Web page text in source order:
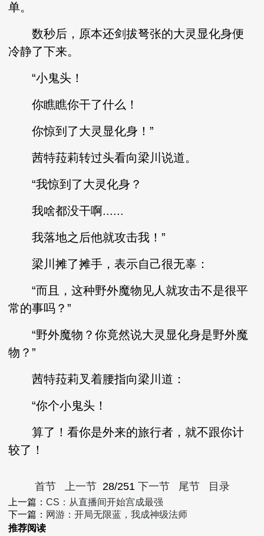
单。
数秒后，原本还剑拔弩张的大灵显化身便
冷静了下来。
“小鬼头！
你瞧瞧你干了什么！
你惊到了大灵显化身！”
茜特菈莉转过头看向梁川说道。
“我惊到了大灵化身？
我啥都没干啊......
我落地之后他就攻击我！”
梁川摊了摊手，表示自己很无辜：
“而且，这种野外魔物见人就攻击不是很平
常的事吗？”
“野外魔物？你竟然说大灵显化身是野外魔
物？”
茜特菈莉叉着腰指向梁川道：
“你个小鬼头！
算了！看你是外来的旅行者，就不跟你计
较了！
首节 上一节 28/251 下一节 尾节 目录
上一篇：CS：从直播间开始宫成最强
下一篇： 网游：开局无限蓝，我成神级法师
推荐阅读